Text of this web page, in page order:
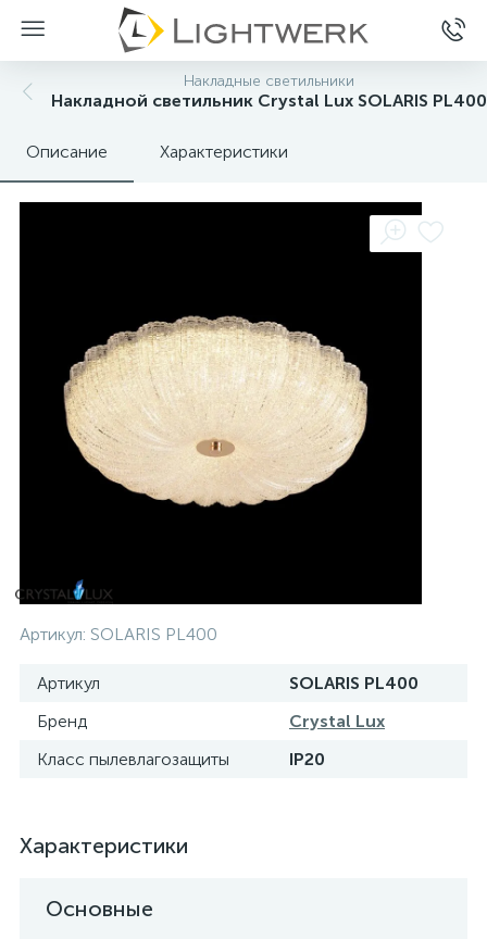
Накладные светильники
Накладной светильник Crystal Lux SOLARIS PL400
Описание Характеристики
Артикул: SOLARIS PL400
Артикул
SOLARIS PL400
Бренд
Crystal Lux
Класс пылевлагозащиты
IP20
Характеристики
Основные